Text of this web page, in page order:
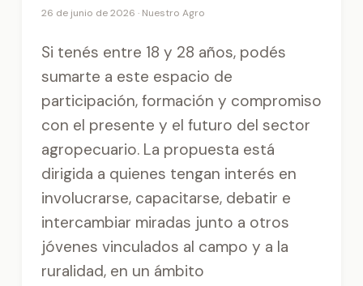
26 de junio de 2026 · Nuestro Agro
Si tenés entre 18 y 28 años, podés
sumarte a este espacio de
participación, formación y compromiso
con el presente y el futuro del sector
agropecuario. La propuesta está
dirigida a quienes tengan interés en
involucrarse, capacitarse, debatir e
intercambiar miradas junto a otros
jóvenes vinculados al campo y a la
ruralidad, en un ámbito